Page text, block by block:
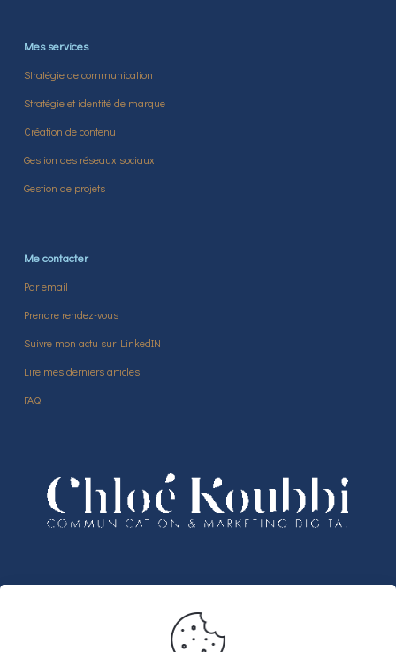
Mes services
Stratégie de communication
Stratégie et identité de marque
Création de contenu
Gestion des réseaux sociaux
Gestion de projets
Me contacter
Par email
Prendre rendez-vous
Suivre mon actu sur LinkedIN
Lire mes derniers articles
FAQ
Bénéficiez de 3 mois offerts sur votreabonnement Notion Business